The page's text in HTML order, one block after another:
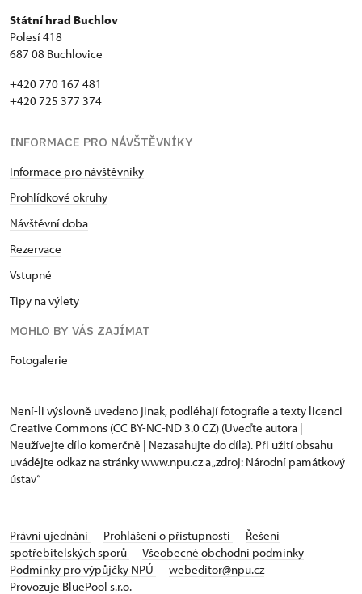
Státní hrad Buchlov
Polesí 418
687 08 Buchlovice
+420 770 167 481
+420 725 377 374
INFORMACE PRO NÁVŠTĚVNÍKY
Informace pro návštěvníky
Prohlídkové okruhy
Návštěvní doba
Rezervace
Vstupné
Tipy na výlety
MOHLO BY VÁS ZAJÍMAT
Fotogalerie
Není-li výslovně uvedeno jinak, podléhají fotografie a texty licenci
Creative Commons (CC BY-NC-ND 3.0 CZ) (Uveďte autora |
Neužívejte dílo komerčně | Nezasahujte do díla). Při užití obsahu
uvádějte odkaz na stránky www.npu.cz a „zdroj: Národní památkový
ústav“
Právní ujednání Prohlášení o přístupnosti
Řešení
spotřebitelských sporů
Všeobecné obchodní podmínky
Podmínky pro výpůjčky NPÚ
webeditor@npu.cz
Provozuje BluePool s.r.o.